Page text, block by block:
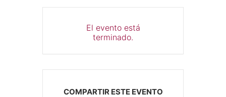
El evento está
terminado.
COMPARTIR ESTE EVENTO